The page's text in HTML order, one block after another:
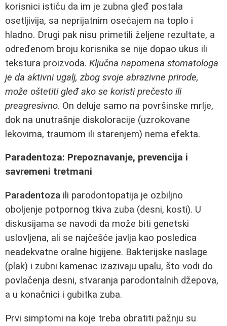
korisnici ističu da im je zubna gleđ postala
osetljivija, sa neprijatnim osećajem na toplo i
hladno. Drugi pak nisu primetili željene rezultate, a
određenom broju korisnika se nije dopao ukus ili
tekstura proizvoda. Ključna napomena stomatologa
je da aktivni ugalj, zbog svoje abrazivne prirode,
može oštetiti gleđ ako se koristi prečesto ili
preagresivno. On deluje samo na površinske mrlje,
dok na unutrašnje diskoloracije (uzrokovane
lekovima, traumom ili starenjem) nema efekta.
Paradentoza: Prepoznavanje, prevencija i
savremeni tretmani
Paradentoza ili parodontopatija je ozbiljno
oboljenje potpornog tkiva zuba (desni, kosti). U
diskusijama se navodi da može biti genetski
uslovljena, ali se najčešće javlja kao posledica
neadekvatne oralne higijene. Bakterijske naslage
(plak) i zubni kamenac izazivaju upalu, što vodi do
povlačenja desni, stvaranja parodontalnih džepova,
a u konačnici i gubitka zuba.
Prvi simptomi na koje treba obratiti pažnju su